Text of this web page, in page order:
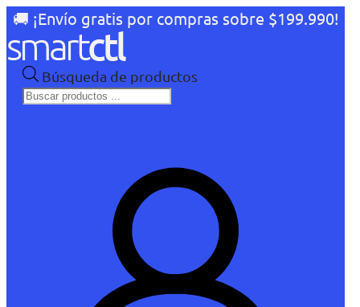
🚚 ¡Envío gratis por compras sobre $199.990!
Búsqueda de productos